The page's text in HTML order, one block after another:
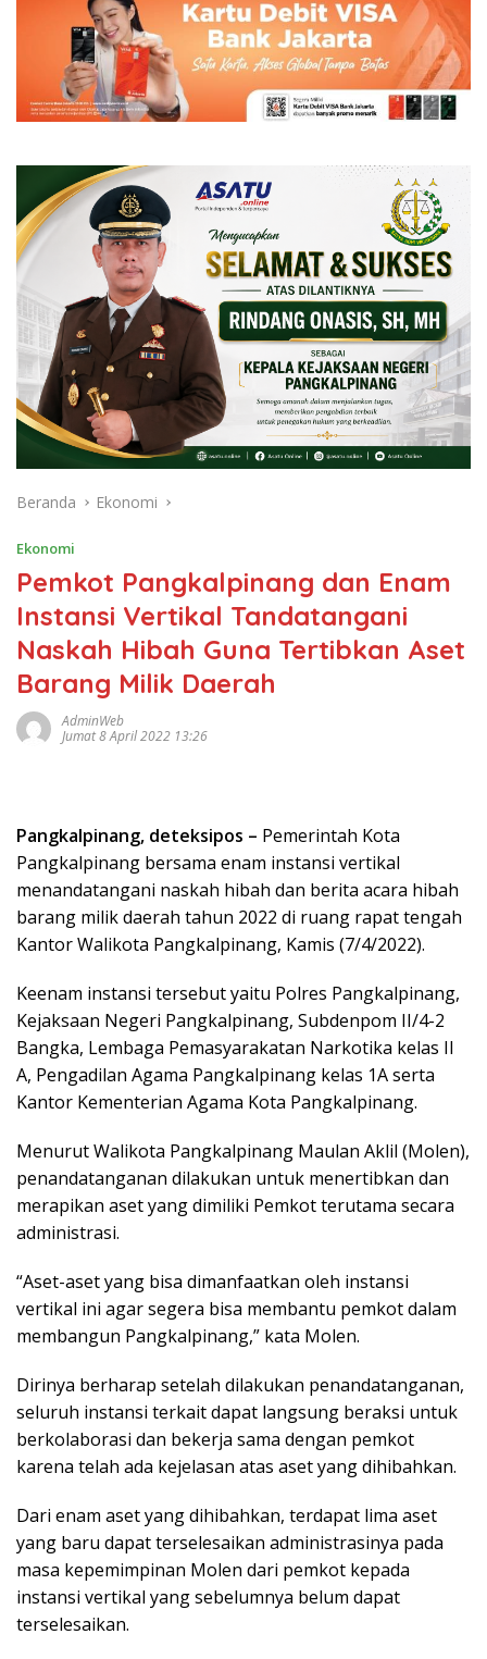
Beranda Ekonomi
Ekonomi
Pemkot Pangkalpinang dan Enam
Instansi Vertikal Tandatangani
Naskah Hibah Guna Tertibkan Aset
Barang Milik Daerah
AdminWeb
Jumat 8 April 2022 13:26
Pangkalpinang, deteksipos – Pemerintah Kota
Pangkalpinang bersama enam instansi vertikal
menandatangani naskah hibah dan berita acara hibah
barang milik daerah tahun 2022 di ruang rapat tengah
Kantor Walikota Pangkalpinang, Kamis (7/4/2022).
Keenam instansi tersebut yaitu Polres Pangkalpinang,
Kejaksaan Negeri Pangkalpinang, Subdenpom II/4-2
Bangka, Lembaga Pemasyarakatan Narkotika kelas II
A, Pengadilan Agama Pangkalpinang kelas 1A serta
Kantor Kementerian Agama Kota Pangkalpinang.
Menurut Walikota Pangkalpinang Maulan Aklil (Molen),
penandatanganan dilakukan untuk menertibkan dan
merapikan aset yang dimiliki Pemkot terutama secara
administrasi.
“Aset-aset yang bisa dimanfaatkan oleh instansi
vertikal ini agar segera bisa membantu pemkot dalam
membangun Pangkalpinang,” kata Molen.
Dirinya berharap setelah dilakukan penandatanganan,
seluruh instansi terkait dapat langsung beraksi untuk
berkolaborasi dan bekerja sama dengan pemkot
karena telah ada kejelasan atas aset yang dihibahkan.
Dari enam aset yang dihibahkan, terdapat lima aset
yang baru dapat terselesaikan administrasinya pada
masa kepemimpinan Molen dari pemkot kepada
instansi vertikal yang sebelumnya belum dapat
terselesaikan.